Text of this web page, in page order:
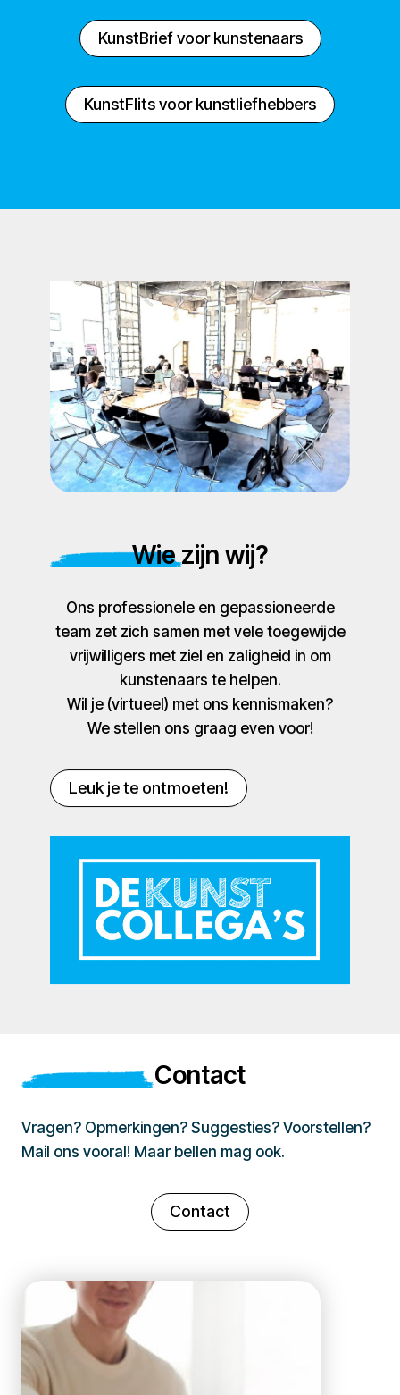
KunstBrief voor kunstenaars
KunstFlits voor kunstliefhebbers
Wie zijn wij?
Ons professionele en gepassioneerde
team zet zich samen met vele toegewijde
vrijwilligers met ziel en zaligheid in om
kunstenaars te helpen.
Wil je (virtueel) met ons kennismaken?
We stellen ons graag even voor!
Leuk je te ontmoeten!
Contact
Vragen? Opmerkingen? Suggesties? Voorstellen?
Mail ons vooral! Maar bellen mag ook.
Contact